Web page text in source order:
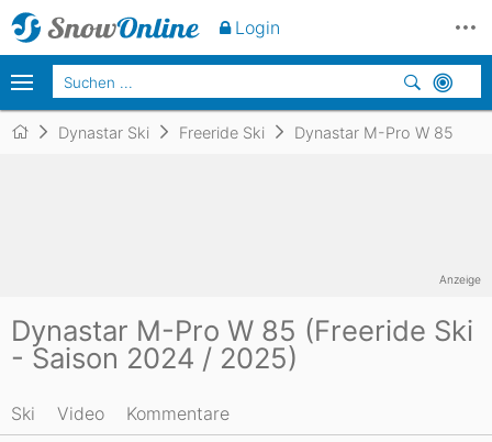
Dynastar Ski Freeride Ski Dynastar M-Pro W 85
Dynastar M-Pro W 85 (Freeride Ski
- Saison 2024 / 2025)
Ski Video Kommentare
Anzeige
Login